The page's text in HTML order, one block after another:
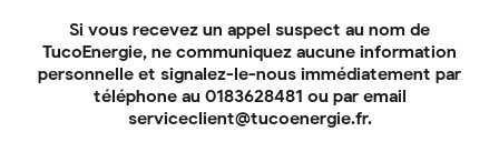
frigorigène ? Que faire en cas
de fuite ?
L’étanchéité du réseau du fluide frigorigène doit être
Si vous recevez un appel suspect au nom de
TucoEnergie, ne communiquez aucune information
personnelle et signalez-le-nous immédiatement par
téléphone au 0183628481 ou par email
serviceclient@tucoenergie.fr.